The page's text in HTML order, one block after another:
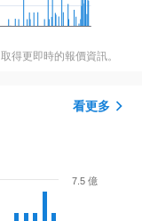
取得更即時的報價資訊。
看更多
7.5 億